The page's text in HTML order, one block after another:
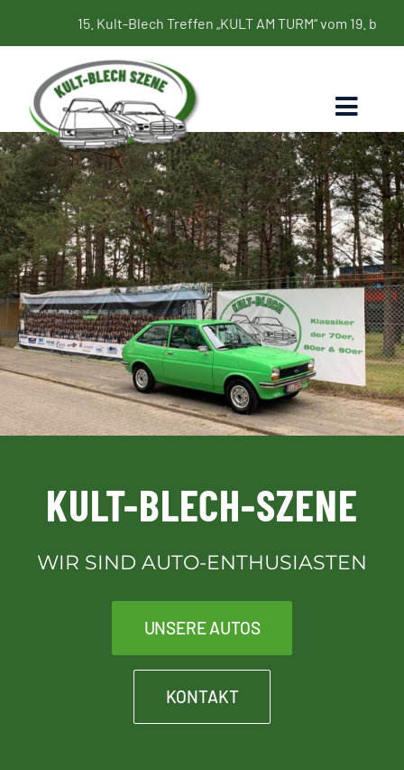
Inhalt
springen
15. Kult-Blech Treffen „KULT AM TURM“ vom 19. bis 21. Juni
Home
Termine
Bildergalerie
Kultbleche
Blog
Kontakt
Kult-Blech-Shop für Vereinsmitglieder
KULT-BLECH-SZENE
WIR SIND AUTO-ENTHUSIASTEN
UNSERE AUTOS
KONTAKT